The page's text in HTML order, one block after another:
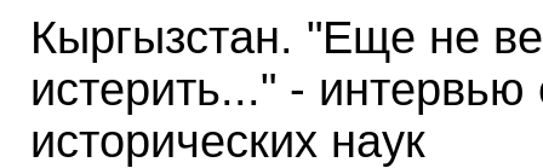
Кыргызстан. "Еще не
истерить..." - интервью
исторических наук